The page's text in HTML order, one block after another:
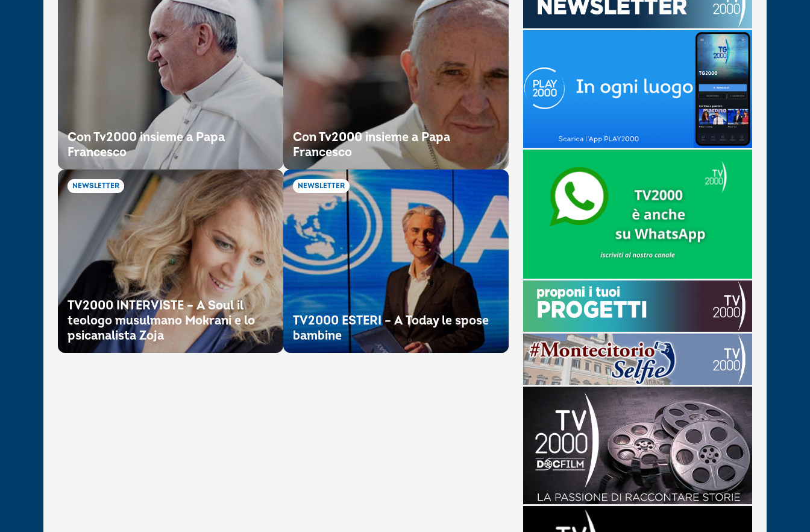
Con Tv2000 insieme a Papa
Francesco
Con Tv2000 insieme a Papa
Francesco
NEWSLETTER
TV2000 INTERVISTE – A Soul il
teologo musulmano Mokrani e lo
psicanalista Zoja
NEWSLETTER
TV2000 ESTERI – A Today le spose
bambine